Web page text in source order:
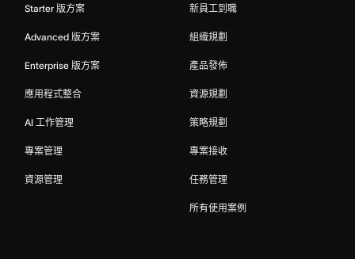
Starter 版方案
Advanced 版方案
Enterprise 版方案
應用程式整合
AI 工作管理
專案管理
資源管理
新員工到職
組織規劃
產品發佈
資源規劃
策略規劃
專案接收
任務管理
所有使用案例